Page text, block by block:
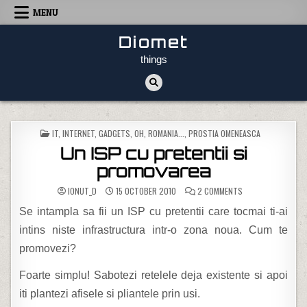
Skip to content
MENU
Diomet
things
POSTED IN
IT, INTERNET, GADGETS OH, ROMANIA... PROSTIA OMENEASCA
Un ISP cu pretentii si
promovarea
IONUT_D 15 OCTOBER 2010 2 COMMENTS
Se intampla sa fii un ISP cu pretentii care tocmai ti-ai
intins niste infrastructura intr-o zona noua. Cum te
promovezi?
Foarte simplu! Sabotezi retelele deja existente si apoi
iti plantezi afisele si pliantele prin usi.